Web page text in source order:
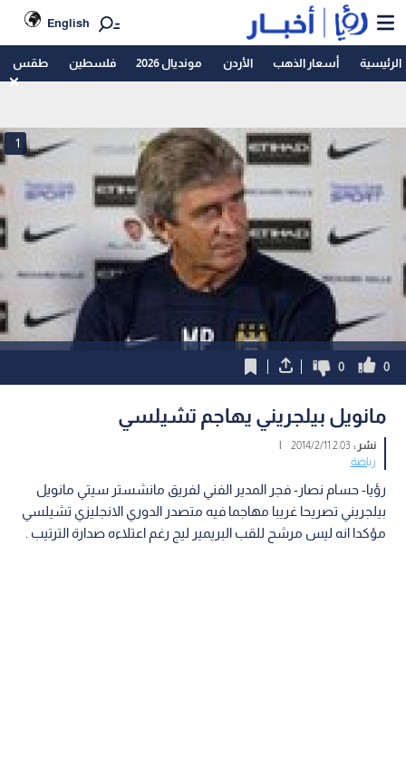
English
الرئيسية أسعار الذهب الأردن مونديال 2026 فلسطين طقس
1
0
0
مانويل بيلجريني يهاجم تشيلسي
نشر :2:03 2014/2/11
|
رياضة
رؤيا- حسام نصار- فجر المدير الفني لفريق مانشستر سيتي مانويل
بيلجريني تصريحا غريبا مهاجما فيه متصدر الدوري الانجليزي تشيلسي
مؤكدا انه ليس مرشح للقب البريمير ليج رغم اعتلاءه صدارة الترتيب .